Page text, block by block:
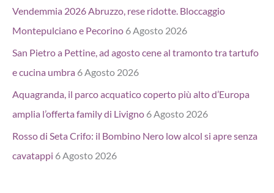
Vendemmia 2026 Abruzzo, rese ridotte. Bloccaggio
Montepulciano e Pecorino 6 Agosto 2026
San Pietro a Pettine, ad agosto cene al tramonto tra tartufo
e cucina umbra 6 Agosto 2026
Aquagranda, il parco acquatico coperto più alto d’Europa
amplia l’offerta family di Livigno 6 Agosto 2026
Rosso di Seta Crifo: il Bombino Nero low alcol si apre senza
cavatappi 6 Agosto 2026